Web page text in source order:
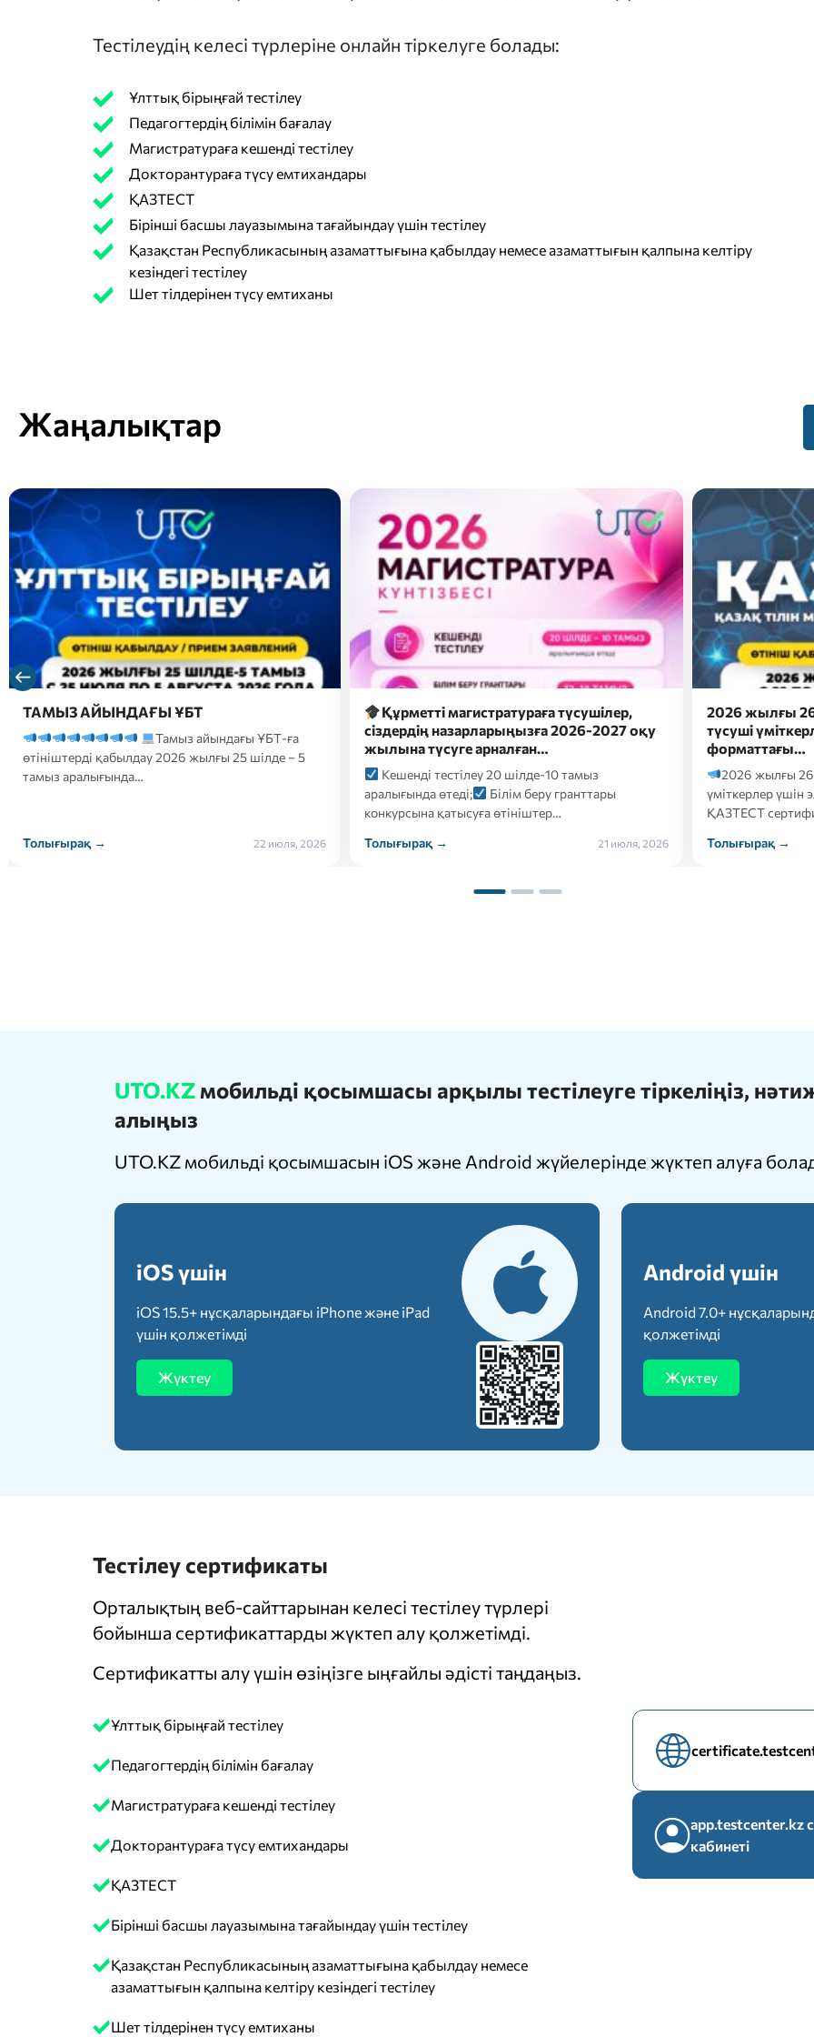
Тестілеудің келесі түрлеріне онлайн тіркелуге болады:
Ұлттық бірыңғай тестілеу
Педагогтердің білімін бағалау
Магистратураға кешенді тестілеу
Докторантураға түсу емтихандары
ҚАЗТЕСТ
Бірінші басшы лауазымына тағайындау үшін тестілеу
Қазақстан Республикасының азаматтығына қабылдау немесе азаматтығын қалпына келтіру
кезіндегі тестілеу
Шет тілдерінен түсу емтиханы
Жаңалықтар
Құрметті магистратураға түсушілер,
сіздердің назарларыңызға 2026-2027 оқу
жылына түсуге арналған…
Кешенді тестілеу 20 шілде-10 тамыз
Толығырақ →
21 июля, 2026
2026 жылғы 26 шілдеде докторантураға
түсуші үміткерлер үшін электронды
форматтағы…
2026 жылғы 26 шілдеде докторантураға түсуші
үміткерлер үшін электронды форматтағы
ҚАЗТЕСТ сертификаттық тестілеуі келесі…
Толығырақ →
21 июля, 2026
Сәлем,
Болашақ
ба?
Онда
кәсіби бағдарлау
Толығырақ →
UTO.KZ мобильді қосымшасы арқылы тестілеуге тіркеліңіз,
алыңыз
UTO.KZ мобильді қосымшасын iOS және Android жүйелерінде жүктеп алуға
iOS үшін
iOS 15.5+ нұсқаларындағы iPhone және iPad
үшін қолжетімді
Жүктеу
Android үшін
Android 7.0+
қолжетімді
Жүктеу
Тестілеу сертификаты
Орталықтың веб-сайттарынан келесі тестілеу түрлері
бойынша сертификаттарды жүктеп алу қолжетімді.
Сертификатты алу үшін өзіңізге ыңғайлы әдісті таңдаңыз.
Ұлттық бірыңғай тестілеу
Педагогтердің білімін бағалау
Магистратураға кешенді тестілеу
Докторантураға түсу емтихандары
ҚАЗТЕСТ
Бірінші басшы лауазымына тағайындау үшін тестілеу
Қазақстан Республикасының азаматтығына қабылдау немесе
азаматтығын қалпына келтіру кезіндегі тестілеу
Шет тілдерінен түсу емтиханы
app.testcenter.kz
кабинеті